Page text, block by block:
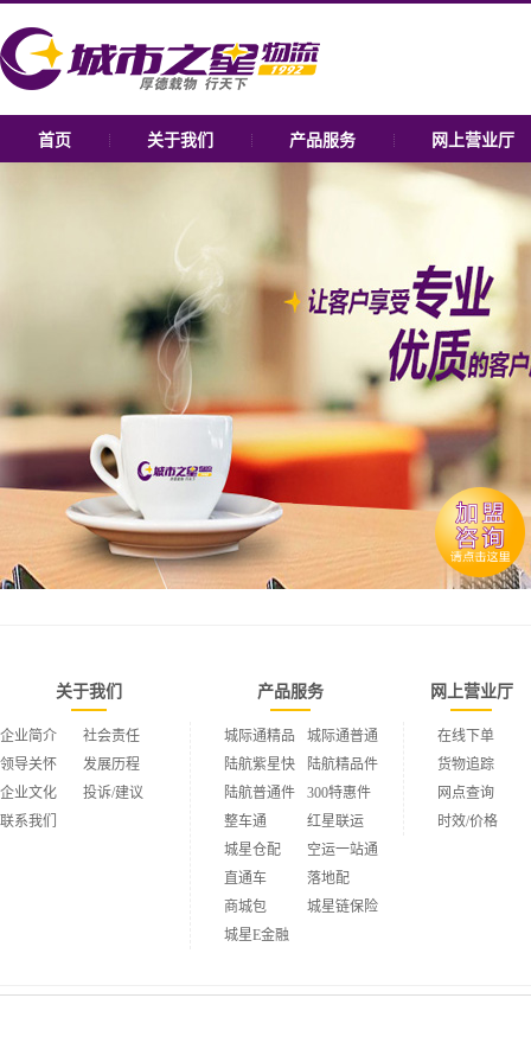
首页 关于我们 产品服务 网上营业厅
关于我们
企业简介
社会责任
领导关怀
发展历程
企业文化
投诉/建议
联系我们
产品服务
城际通精品
城际通普通
陆航紫星快
陆航精品件
陆航普通件
300特惠件
整车通
红星联运
城星仓配
空运一站通
直通车
落地配
商城包
城星链保险
城星E金融
网上营业厅
在线下单
货物追踪
网点查询
时效/价格